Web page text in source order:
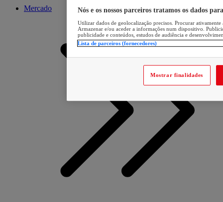
Mercado Nós e os nossos parceiros tratamos os dados
Utilizar dados de geolocalização precisos. Procurar
Armazenar e/ou aceder a informações num dispositivo.
publicidade e conteúdos, estudos de audiência e
Lista de parceiros (fornecedores)
Mostrar finalidades